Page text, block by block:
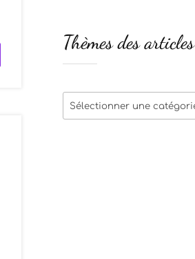
Thèmes des articles
Thèmes
des